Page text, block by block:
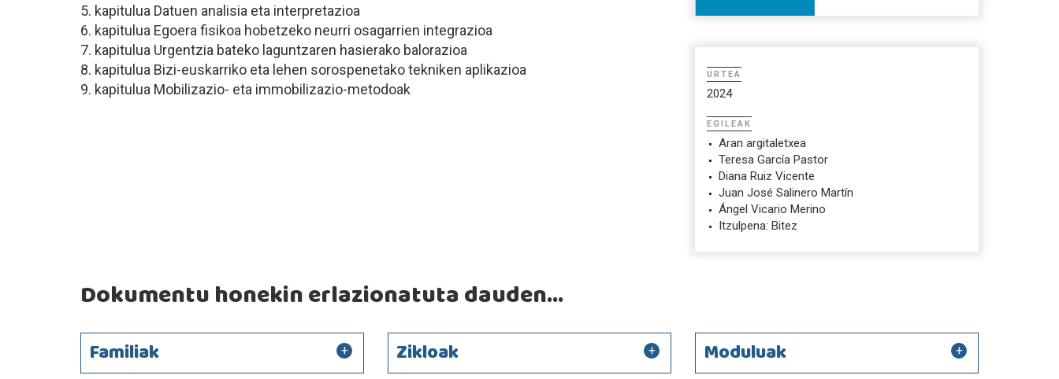
5. kapitulua Datuen analisia eta interpretazioa
6. kapitulua Egoera fisikoa hobetzeko neurri osagarrien integrazioa
7. kapitulua Urgentzia bateko laguntzaren hasierako balorazioa
8. kapitulua Bizi-euskarriko eta lehen sorospenetako tekniken aplikazioa
9. kapitulua Mobilizazio- eta immobilizazio-metodoak
URTEA
2024
EGILEAK
Aran argitaletxea
Teresa García Pastor
Diana Ruiz Vicente
Juan José Salinero Martín
Ángel Vicario Merino
Itzulpena: Bitez
Dokumentu honekin erlazionatuta dauden...
Familiak Zikloak Moduluak